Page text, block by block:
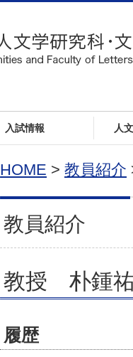
入試情報 人
HOME > 教員紹介
教員紹介
教授 朴鍾
履歴